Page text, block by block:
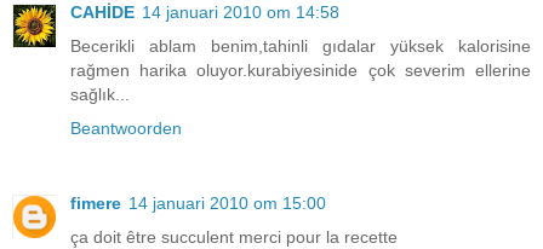
CAHİDE 14 januari 2010 om 14:58
Becerikli ablam benim,tahinli gıdalar yüksek kalorisine
rağmen harika oluyor.kurabiyesinide çok severim ellerine
sağlık...
Beantwoorden
fimere 14 januari 2010 om 15:00
ça doit être succulent merci pour la recette